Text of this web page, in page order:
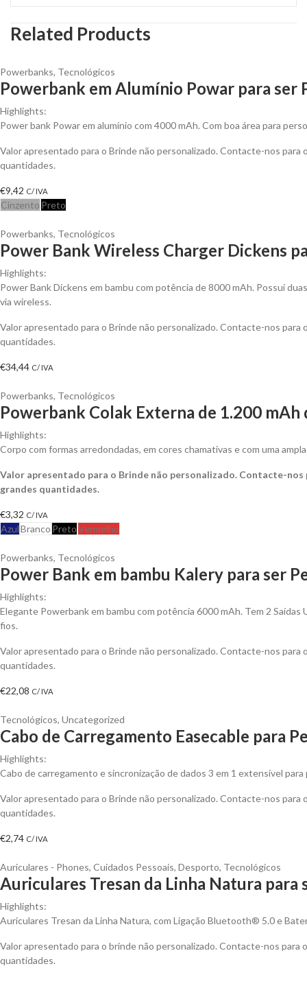
Related Products
Powerbanks, Tecnológicos
Powerbank em Alumínio Powar para ser
Highlights:
Power bank Powar em alumínio com 4000 mAh. Com boa área para
Valor apresentado para o Brinde não personalizado. Contacte-nos
quantidades.
€9,42 C/ IVA
Cinzento Preto
Powerbanks, Tecnológicos
Power Bank Wireless Charger Dickens
Highlights:
Power Bank Dickens em bambu com potência de 8000 mAh. Possuí
via wireless.
Valor apresentado para o Brinde não personalizado. Contacte-nos
quantidades.
€34,44 C/ IVA
Powerbanks, Tecnológicos
Powerbank Colak Externa de 1.200 mAh
Highlights:
Corpo com formas arredondadas, em cores chamativas e com uma
Valor apresentado para o Brinde não personalizado. Contacte-
grandes quantidades.
€3,32 C/ IVA
AzulBranco PretoVermelho
Powerbanks, Tecnológicos
Power Bank em bambu Kalery para ser
Highlights:
Elegante Powerbank em bambu com potência 6000 mAh. Tem 2
fios.
Valor apresentado para o Brinde não personalizado. Contacte-nos
quantidades.
€22,08 C/ IVA
Tecnológicos, Uncategorized
Cabo de Carregamento Easecable para
Highlights:
Cabo de carregamento e sincronização de dados 3 em 1 extensível para
Valor apresentado para o Brinde não personalizado. Contacte-nos
quantidades.
€2,74 C/ IVA
Auriculares - Phones, Cuidados Pessoais, Desporto, Tecnológicos
Auriculares Tresan da Linha Natura para
Highlights:
Auriculares Tresan da Linha Natura, com Ligação Bluetooth® 5.0 e
Valor apresentado para o brinde não personalizado. Contacte-nos
quantidades.